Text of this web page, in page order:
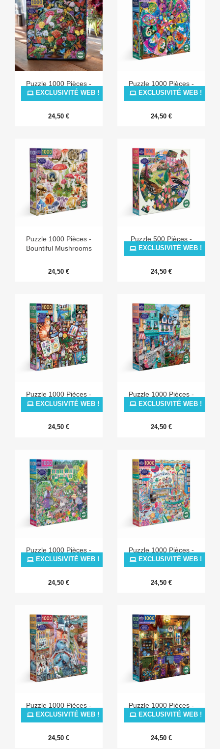
Puzzle 1000 Pièces -
Butterfly Still Life
24,50 €
EXCLUSIVITÉ WEB !
Puzzle 1000 Pièces -
Horoscopes
24,50 €
EXCLUSIVITÉ WEB !
Puzzle 1000 Pièces -
Bountiful Mushrooms
24,50 €
Puzzle 500 Pièces -
Birds By The Sea
24,50 €
EXCLUSIVITÉ WEB !
Puzzle 1000 Pièces -
Naturalist's Cat
24,50 €
EXCLUSIVITÉ WEB !
Puzzle 1000 Pièces -
Village By The Sea
24,50 €
EXCLUSIVITÉ WEB !
Puzzle 1000 Pièces -
French Flower Garden
24,50 €
EXCLUSIVITÉ WEB !
Puzzle 1000 Pièces -
Sweet Shop
24,50 €
EXCLUSIVITÉ WEB !
Puzzle 1000 Pièces -
Artists In Venice
24,50 €
EXCLUSIVITÉ WEB !
Puzzle 1000 Pièces -
Midnight Kitchen
24,50 €
EXCLUSIVITÉ WEB !